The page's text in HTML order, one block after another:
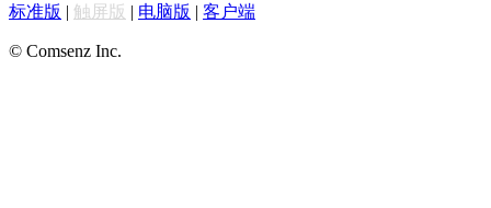
标准版 | 触屏版 | 电脑版 | 客户端
© Comsenz Inc.